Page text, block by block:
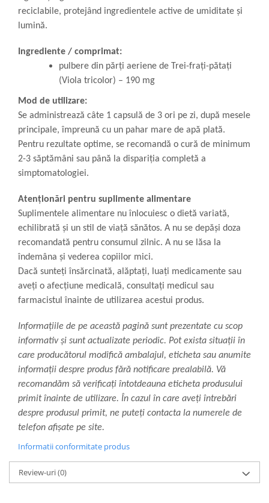
reciclabile, protejând ingredientele active de umiditate și
lumină.
Ingrediente / comprimat:
pulbere din părți aeriene de Trei-frați-pătați
(Viola tricolor) – 190 mg
Mod de utilizare:
Se administrează câte 1 capsulă de 3 ori pe zi, după mesele
principale, împreună cu un pahar mare de apă plată.
Pentru rezultate optime, se recomandă o cură de minimum
2-3 săptămâni sau până la dispariția completă a
simptomatologiei.
Atenționări pentru suplimente alimentare
Suplimentele alimentare nu înlocuiesc o dietă variată,
echilibrată și un stil de viață sănătos. A nu se depăși doza
recomandată pentru consumul zilnic. A nu se lăsa la
îndemâna și vederea copiilor mici.
Dacă sunteți însărcinată, alăptați, luați medicamente sau
aveți o afecțiune medicală, consultați medicul sau
farmacistul înainte de utilizarea acestui produs.
Informațiile de pe această pagină sunt prezentate cu scop
informativ și sunt actualizate periodic. Pot exista situații în
care producătorul modifică ambalajul, eticheta sau anumite
informații despre produs fără notificare prealabilă. Vă
recomandăm să verificați întotdeauna eticheta produsului
primit înainte de utilizare. În cazul în care aveți întrebări
despre produsul primit, ne puteți contacta la numerele de
telefon afișate pe site.
Informatii conformitate produs
Review-uri(0)